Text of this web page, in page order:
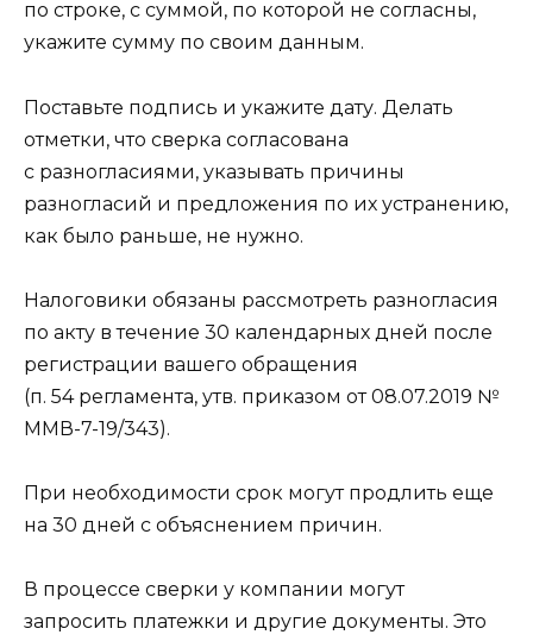
по строке, с суммой, по которой не согласны,
укажите сумму по своим данным.
Поставьте подпись и укажите дату. Делать
отметки, что сверка согласована
с разногласиями, указывать причины
разногласий и предложения по их устранению,
как было раньше, не нужно.
Налоговики обязаны рассмотреть разногласия
по акту в течение 30 календарных дней после
регистрации вашего обращения
(п. 54 регламента, утв. приказом от 08.07.2019 №
ММВ-7-19/343).
При необходимости срок могут продлить еще
на 30 дней с объяснением причин.
В процессе сверки у компании могут
запросить платежки и другие документы. Это